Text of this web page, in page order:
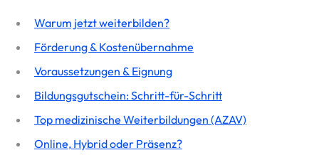
Warum jetzt weiterbilden?
Förderung & Kostenübernahme
Voraussetzungen & Eignung
Bildungsgutschein: Schritt-für-Schritt
Top medizinische Weiterbildungen (AZAV)
Online, Hybrid oder Präsenz?